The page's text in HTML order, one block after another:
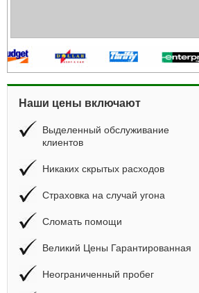
Наши цены включают
Выделенный обслуживание
клиентов
Никаких скрытых расходов
Страховка на случай угона
Сломать помощи
Великий Цены Гарантированная
Неограниченный пробег